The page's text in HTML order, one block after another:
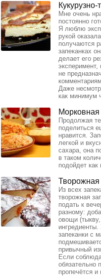
Мне очень
постоянно
Я люблю
рукой
получаются
запеканках
делает его
эксперимент,
не
Даже
как минимум
Морковная
Продолжая
поделиться
нравится.
легкой и
сахара, она
в таком
подойдет как
Творожная
Из всех
творожная
подать к
разному:
овощи
ингредиенты.
запеканки с
привычный
Если
обязательно
пропечётся и